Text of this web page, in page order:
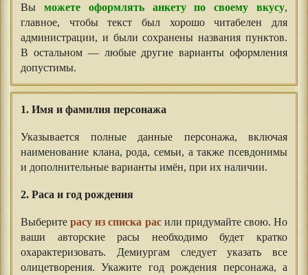
Вы можете оформлять анкету по своему вкусу,
главное, чтобы текст был хорошо читабелен для
администрации, и были сохранены названия пунктов.
В остальном — любые другие варианты оформления
допустимы.
1. Имя и фамилия персонажа
Указывается полные данные персонажа, включая
наименование клана, рода, семьи, а также псевдонимы
и дополнительные варианты имён, при их наличии.
2. Раса и год рождения
Выберитерасу из списка расили придумайте свою. Но
ваши авторские расы необходимо будет кратко
охарактеризовать. Демиургам следует указать все
олицетворения. Укажите год рождения персонажа, а